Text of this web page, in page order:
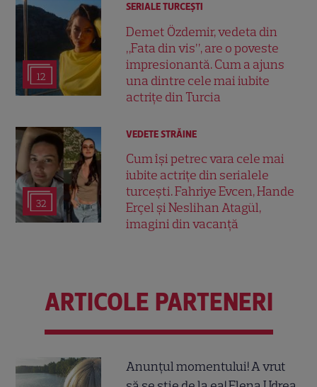
12
SERIALE TURCEŞTI
Demet Özdemir, vedeta din
„Fata din vis”, are o poveste
impresionantă. Cum a ajuns
una dintre cele mai iubite
actrițe din Turcia
32
VEDETE STRĂINE
Cum își petrec vara cele mai
iubite actrițe din serialele
turcești. Fahriye Evcen, Hande
Erçel și Neslihan Atagül,
imagini din vacanță
ARTICOLE PARTENERI
Anunțul momentului! A vrut